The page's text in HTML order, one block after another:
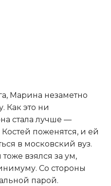
Марина незаметно
Как это ни
стала лучше —
поженятся, и ей
в московский вуз.
взялся за ум,
Со стороны
парой.​